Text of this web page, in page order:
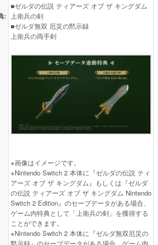
:
■ゼルダの伝説 ティアーズ オブ ザ キングダム
上衛兵の剣
■ゼルダ無双 厄災の黙示録
上衛兵の両手剣
※画像はイメージです。
※Nintendo Switch 2 本体に『ゼルダの伝説 ティ
アーズ オブ ザ キングダム』もしくは『ゼルダ
の伝説 ティアーズ オブ ザ キングダム Nintendo
Switch 2 Edition』のセーブデータがある場合、
ゲーム内特典として「上衛兵の剣」を獲得する
ことができます。
※Nintendo Switch 2 本体に『ゼルダ無双厄災の